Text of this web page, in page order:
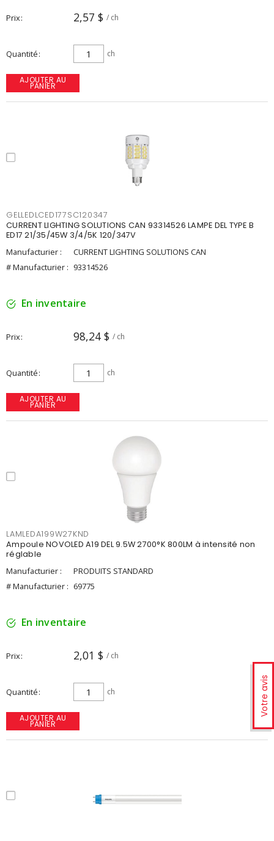
Votre avis
Prix 2,57 $ / ch
Quantité ch
AJOUTER AU
PANIER
GELLEDLCED177SC120347
CURRENT LIGHTING SOLUTIONS CAN 93314526 LAMPE DEL TYPE B
ED17 21/35/45W 3/4/5K 120/347V
Manufacturier :
CURRENT LIGHTING SOLUTIONS CAN
# Manufacturier : 93314526
En inventaire
Prix 98,24 $ / ch
Quantité ch
AJOUTER AU
PANIER
LAMLEDA199W27KND
Ampoule NOVOLED A19 DEL 9.5W 2700°K 800LM à intensité non
réglable
Manufacturier :
PRODUITS STANDARD
# Manufacturier : 69775
En inventaire
Prix 2,01 $ / ch
Quantité ch
AJOUTER AU
PANIER